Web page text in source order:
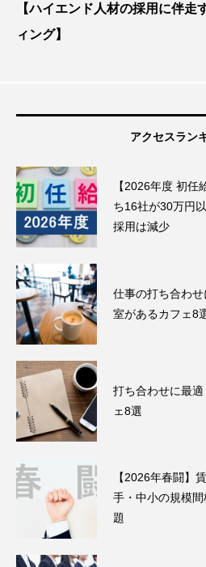
【ハイエンド人材の採用に伴走
ィング】
アクセスラン
【2026年度 初任
ち16社が30万円
採用は減少
仕事の打ち合わ
室があるカフェ8
打ち合わせに最
ェ8選
【2026年春闘】
手・中小の規模
題